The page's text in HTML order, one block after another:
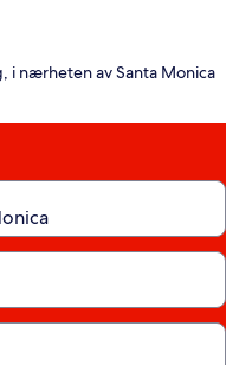
i nærheten av Santa Monica